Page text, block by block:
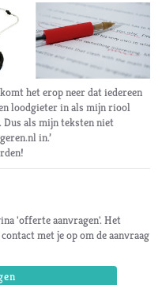
komt het erop neer dat iedereen
loodgieter in als mijn riool
als mijn teksten niet
in.’
'offerte aanvragen'. Het
met je op om de aanvraag